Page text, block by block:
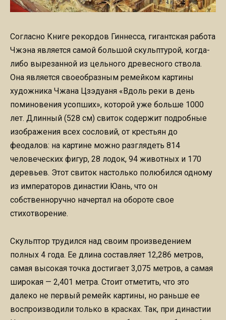
Согласно Книге рекордов Гиннесса, гигантская работа
Чжэна является самой большой скульптурой, когда-
либо вырезанной из цельного древесного ствола.
Она является своеобразным ремейком картины
художника Чжана Цзэдуаня «Вдоль реки в день
поминовения усопших», которой уже больше 1000
лет. Длинный (528 см) свиток содержит подробные
изображения всех сословий, от крестьян до
феодалов: на картине можно разглядеть 814
человеческих фигур, 28 лодок, 94 животных и 170
деревьев. Этот свиток настолько полюбился одному
из императоров династии Юань, что он
собственноручно начертал на обороте свое
стихотворение.
Скульптор трудился над своим произведением
полных 4 года. Ее длина составляет 12,286 метров,
самая высокая точка достигает 3,075 метров, а самая
широкая — 2,401 метра. Стоит отметить, что это
далеко не первый ремейк картины, но раньше ее
воспроизводили только в красках. Так, при династии